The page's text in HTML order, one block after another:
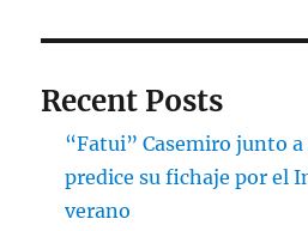
Recent Posts
“Fatui” Casemiro junto
predice su fichaje por el
verano